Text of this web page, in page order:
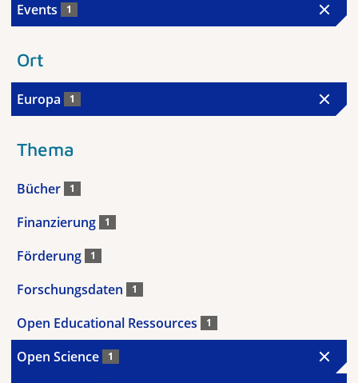
Events 1
Ort
Europa 1
Thema
Bücher 1
Finanzierung 1
Förderung 1
Forschungsdaten 1
Open Educational Ressources 1
Open Science 1